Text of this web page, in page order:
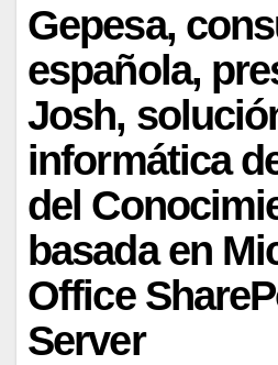
Gepesa,
española,
Josh,
informática
del
basada en
Office
Server